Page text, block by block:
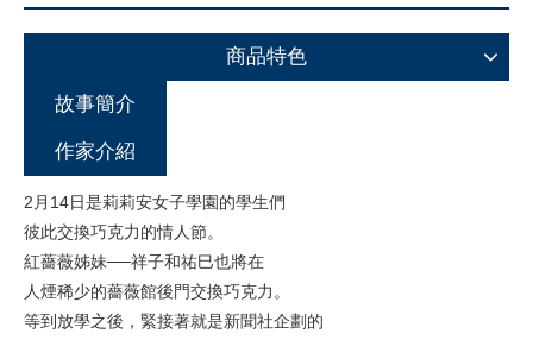
商品特色
故事簡介
作家介紹
2月14日是莉莉安女子學園的學生們
彼此交換巧克力的情人節。
紅薔薇姊妹──祥子和祐巳也將在
人煙稀少的薔薇館後門交換巧克力。
等到放學之後，緊接著就是新聞社企劃的